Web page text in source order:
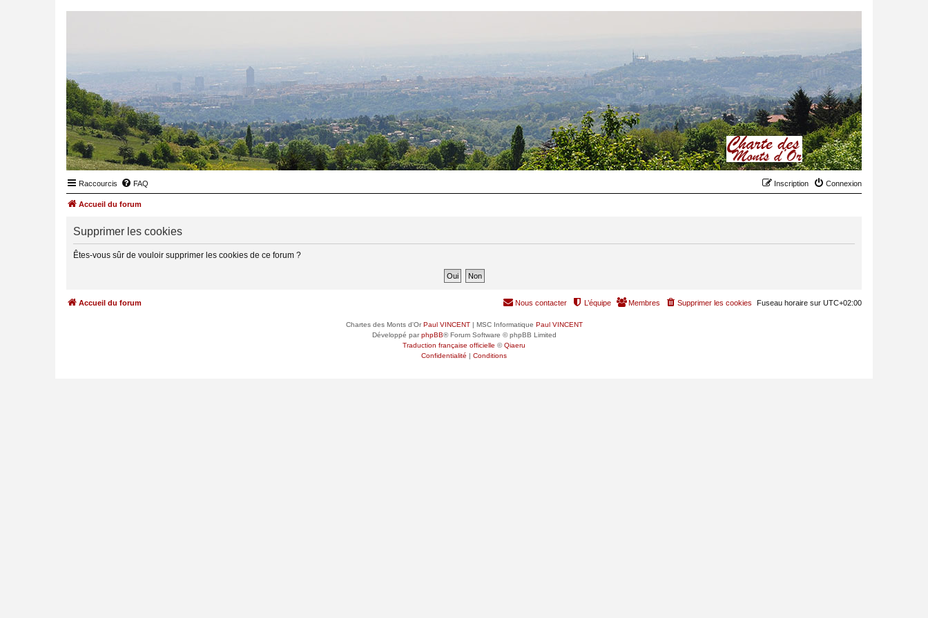
Raccourcis FAQ Connexion
Inscription
Accueil du forum
Supprimer les cookies
Êtes-vous sûr de vouloir supprimer les cookies de ce forum ?
Accueil du forum Fuseau horaire sur UTC+02:00
Supprimer les cookies
Membres
L’équipe
Nous contacter
Chartes des Monts d'OrPaul VINCENT| MSC Informatique Paul VINCENT
Développé parphpBB® Forum Software © phpBB Limited
Traduction française officielle ©Qiaeru
Confidentialité | Conditions